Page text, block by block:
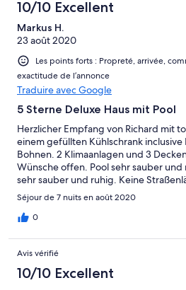
10/10 Excellent
Markus H.
23 août 2020
Les points forts : Propreté, arrivée,
exactitude de l’annonce
Traduire avec Google
5 Sterne Deluxe Haus mit Pool
Herzlicher Empfang von Richard mit
einem gefüllten Kühlschrank
Bohnen. 2 Klimaanlagen und 3
Wünsche offen. Pool sehr sauber
sehr sauber und ruhig. Keine
Hunde. Badewanne ist ein Traum und
sehr geräumig. Wir waren zu zweit
ideales Badewetter, morgens etwas
Hotel ! Das ist nicht übertrieben. Die
auch mit unendlich vielen
schön romantisch beleuchtet. Sehr
Séjour de 7 nuits en août 2020
0
Avis vérifié
10/10 Excellent